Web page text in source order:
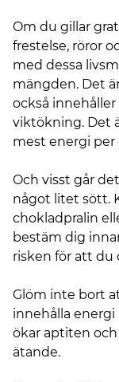
Om du gillar
frestelse, röror
med dessa
mängden. Det
också
viktökning. Det
mest energi per
Och visst går
något litet sött.
chokladpralin
bestäm dig
risken för att du
Glöm inte bort
innehålla energi
ökar aptiten
ätande.